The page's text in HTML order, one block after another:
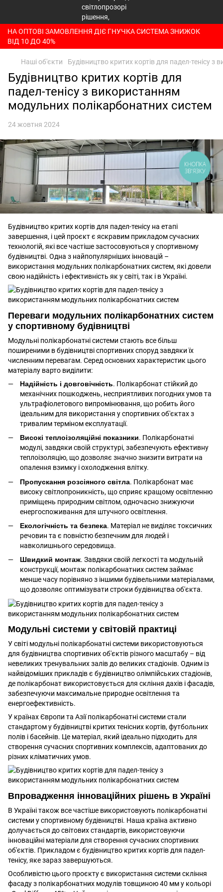
НА ОПТОВІ ЗАМОВЛЕННЯ ДІЄ ГНУЧКА СИСТЕМА ЗНИЖОК
ВІД 10 ДО 40%
Наші об'єкти Будівництво критих кортів для падел-тенісу
Будівництво критих кортів для
падел-тенісу з використанням
модульних полікарбонатних систем
24 жовтня 2024
Будівництво критих кортів для падел-тенісу на етапі
завершення, і цей проєкт є яскравим прикладом сучасних
технологій, які все частіше застосовуються у спортивному
будівництві. Одна з найпопулярніших інновацій –
використання модульних полікарбонатних систем, які довели
свою надійність і ефективність як у світі, так і в Україні.
Переваги модульних полікарбонатних систем
у спортивному будівництві
Модульні полікарбонатні системи стають все більш
поширеними в будівництві спортивних споруд завдяки їх
численним перевагам. Серед основних характеристик цього
матеріалу варто виділити:
Надійність і довговічність. Полікарбонат стійкий до
механічних пошкоджень, несприятливих погодних умов та
ультрафіолетового випромінювання, що робить його
ідеальним для використання у спортивних об'єктах з
тривалим терміном експлуатації.
Високі теплоізоляційні показники. Полікарбонатні
модулі, завдяки своїй структурі, забезпечують ефективну
теплоізоляцію, що дозволяє значно знизити витрати на
опалення взимку і охолодження влітку.
Пропускання розсіяного світла. Полікарбонат має
високу світлопроникність, що сприяє кращому освітленню
приміщень природним світлом, одночасно знижуючи
енергоспоживання для штучного освітлення.
Екологічність та безпека. Матеріал не виділяє токсичних
речовин та є повністю безпечним для людей і
навколишнього середовища.
Швидкий монтаж. Завдяки своїй легкості та модульній
конструкції, монтаж полікарбонатних систем займає
менше часу порівняно з іншими будівельними матеріалами,
що дозволяє оптимізувати строки будівництва об'єкта.
Модульні системи у світовій практиці
У світі модульні полікарбонатні системи використовуються
для будівництва спортивних об'єктів різного масштабу – від
невеликих тренувальних залів до великих стадіонів. Одним із
найвідоміших прикладів є будівництво олімпійських стадіонів,
де полікарбонат використовується для скління дахів і фасадів,
забезпечуючи максимальне природне освітлення та
енергоефективність.
У країнах Європи та Азії полікарбонатні системи стали
стандартом у будівництві критих тенісних кортів, футбольних
полів і басейнів. Це матеріал, який ідеально підходить для
створення сучасних спортивних комплексів, адаптованих до
різних кліматичних умов.
Впровадження інноваційних рішень в Україні
В Україні також все частіше використовують полікарбонатні
системи у спортивному будівництві. Наша країна активно
долучається до світових стандартів, використовуючи
інноваційні матеріали для створення сучасних спортивних
об'єктів. Прикладом є будівництво критих кортів для падел-
тенісу, яке зараз завершуються.
Особливістю цього проєкту є використання системи скління
фасаду з полікарбонатних модулів товщиною 40 мм у кольорі
КНОПКА
ЗВ'ЯЗКУ